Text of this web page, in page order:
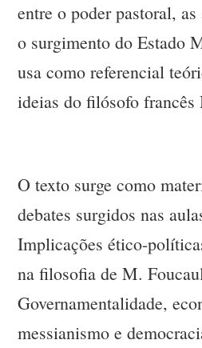
entre o poder pastoral,
o surgimento do Estado
usa como referencial
ideias do filósofo
O texto surge como
debates surgidos nas
Implicações ético-
na filosofia de M.
Governamentalidade,
messianismo e